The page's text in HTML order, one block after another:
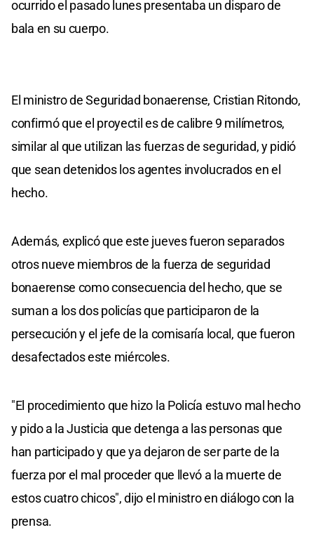
ocurrido el pasado lunes presentaba un disparo de
bala en su cuerpo.
El ministro de Seguridad bonaerense, Cristian Ritondo,
confirmó que el proyectil es de calibre 9 milímetros,
similar al que utilizan las fuerzas de seguridad, y pidió
que sean detenidos los agentes involucrados en el
hecho.
Además, explicó que este jueves fueron separados
otros nueve miembros de la fuerza de seguridad
bonaerense como consecuencia del hecho, que se
suman a los dos policías que participaron de la
persecución y el jefe de la comisaría local, que fueron
desafectados este miércoles.
"El procedimiento que hizo la Policía estuvo mal hecho
y pido a la Justicia que detenga a las personas que
han participado y que ya dejaron de ser parte de la
fuerza por el mal proceder que llevó a la muerte de
estos cuatro chicos", dijo el ministro en diálogo con la
prensa.